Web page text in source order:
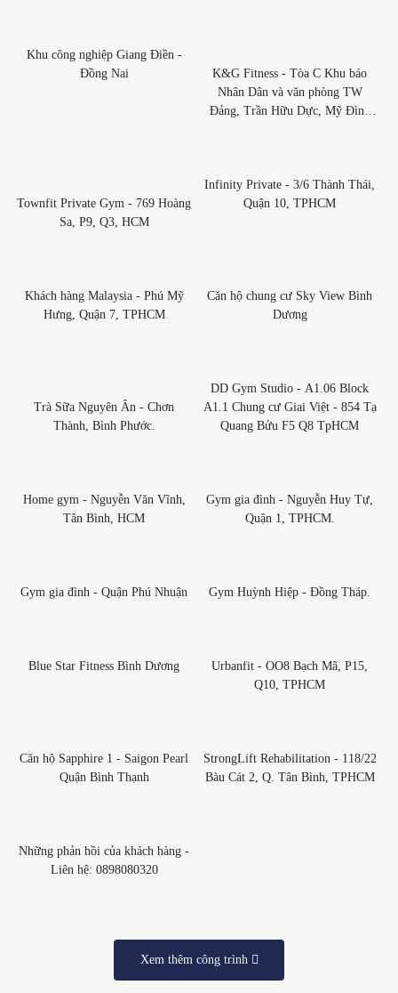
Khu công nghiệp Giang Điền -
Đồng Nai
K&G Fitness - Tòa C Khu báo
Nhân Dân và văn phòng TW
Đảng, Trần Hữu Dực, Mỹ Đình
Townfit Private Gym - 769 Hoàng
Sa, P9, Q3, HCM
Infinity Private - 3/6 Thành Thái,
Quận 10, TPHCM
Khách hàng Malaysia - Phú Mỹ
Hưng, Quận 7, TPHCM
Căn hộ chung cư Sky View Bình
Dương
Trà Sữa Nguyên Ân - Chơn
Thành, Bình Phước.
DD Gym Studio - A1.06 Block
A1.1 Chung cư Giai Việt - 854 Tạ
Quang Bửu F5 Q8 TpHCM
Home gym - Nguyễn Văn Vĩnh,
Tân Bình, HCM
Gym gia đình - Nguyễn Huy Tự,
Quận 1, TPHCM.
Gym gia đình - Quận Phú Nhuận Gym Huỳnh Hiệp - Đồng Tháp.
Blue Star Fitness Bình Dương
Urbanfit - OO8 Bạch Mã, P15,
Q10, TPHCM
Căn hộ Sapphire 1 - Saigon Pearl
Quận Bình Thạnh
StrongLift Rehabilitation - 118/22
Bàu Cát 2, Q. Tân Bình, TPHCM
Những phản hồi của khách hàng -
Liên hệ: 0898080320
Xem thêm công trình